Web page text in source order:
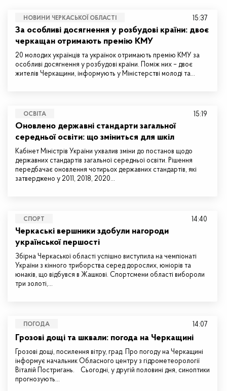
НОВИНИ ЧЕРКАСЬКОЇ ОБЛАСТІ
За особливі досягнення у розбудові країни: двоє
черкащан отримають премію КМУ
20 молодих українців та українок отримають премію КМУ за
особливі досягнення у розбудові країни. Поміж них – двоє
жителів Черкащини, інформують у Міністерстві молоді та…
15:37
ОСВІТА
Оновлено державні стандарти загальної
середньої освіти: що зміниться для шкіл
Кабінет Міністрів України ухвалив зміни до постанов щодо
державних стандартів загальної середньої освіти. Рішення
передбачає оновлення чотирьох державних стандартів, які
затверджено у 2011, 2018, 2020…
15:19
СПОРТ
Черкаські вершники здобули нагороди
української першості
Збірна Черкаської області успішно виступила на чемпіонаті
України з кінного триборства серед дорослих, юніорів та
юнаків, що відбувся в Жашкові. Спортсмени області вибороли
три золоті,…
14:40
ПОГОДА
Грозові дощі та шквали: погода на Черкащині
Грозові дощі, посилення вітру, град. Про погоду на Черкащині
інформує начальник Обласного центру з гідрометеорології
Віталій Постригань. Сьогодні, у другій половині дня, синоптики
прогнозують…
14:07